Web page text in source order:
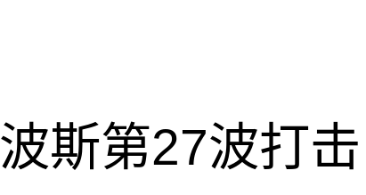
波斯第27波打